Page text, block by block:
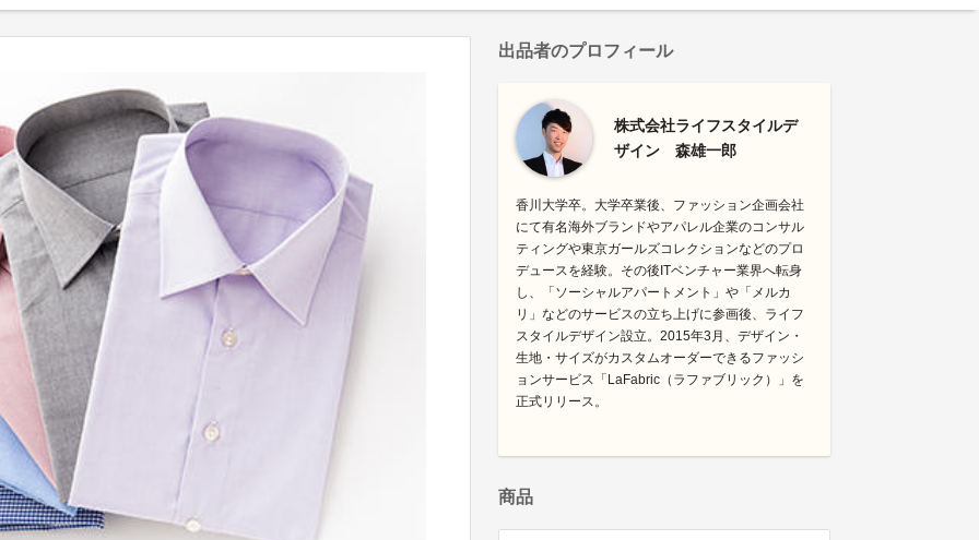
出品者のプロフィール
株式会社ライフスタイルデ
ザイン 森雄一郎
香川大学卒。大学卒業後、ファッション企画会社
にて有名海外ブランドやアパレル企業のコンサル
ティングや東京ガールズコレクションなどのプロ
デュースを経験。その後ITベンチャー業界へ転身
し、「ソーシャルアパートメント」や「メルカ
リ」などのサービスの立ち上げに参画後、ライフ
スタイルデザイン設立。2015年3月、デザイン・
生地・サイズがカスタムオーダーできるファッシ
ョンサービス「LaFabric（ラファブリック）」を
正式リリース。
商品